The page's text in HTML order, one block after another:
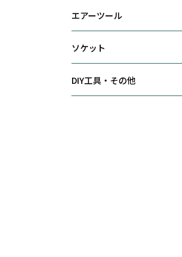
エアーツール
ソケット
DIY工具・その他